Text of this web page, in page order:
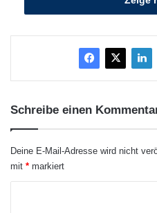
Branchentreff
Trends sowie über die
modularen
Schreibe einen
Deine E-Mail-Adresse wird nicht
mit * markiert